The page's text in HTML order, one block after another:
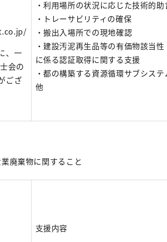
、一
会の
ござ
・利用場所の状況に応じた技術的助
・トレーサビリティの確保
・搬出入場所での現地確認
・建設汚泥再生品等の有価物該当性
に係る認証取得に関する支援
・都の構築する資源循環サブシス
他
廃棄物に関すること
支援内容